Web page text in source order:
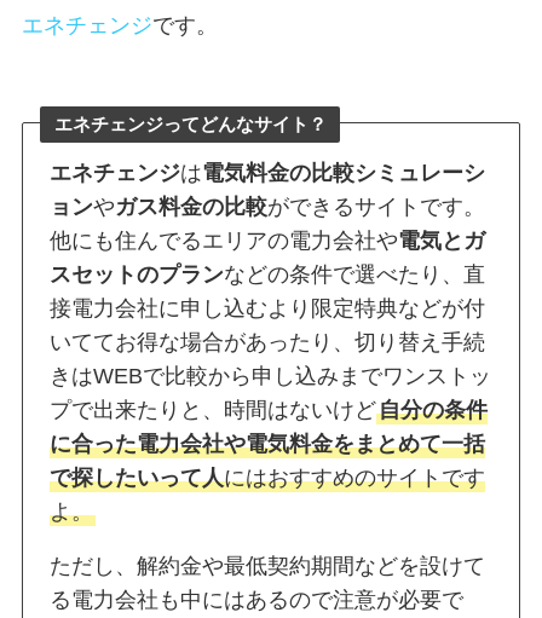
エネチェンジです。
エネチェンジってどんなサイト？
エネチェンジは電気料金の比較シミュレーシ
ョンやガス料金の比較ができるサイトです。
他にも住んでるエリアの電力会社や電気とガ
スセットのプランなどの条件で選べたり、直
接電力会社に申し込むより限定特典などが付
いててお得な場合があったり、切り替え手続
きはWEBで比較から申し込みまでワンストッ
プで出来たりと、時間はないけど自分の条件
に合った電力会社や電気料金をまとめて一括
で探したいって人にはおすすめのサイトです
よ。
ただし、解約金や最低契約期間などを設けて
る電力会社も中にはあるので注意が必要で